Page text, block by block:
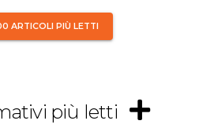
ARTICOLI PIÙ LETTI
più letti